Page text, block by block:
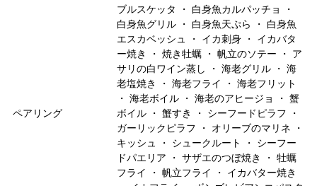
ペアリング
ブルスケッタ ・ 白身魚カルパッチョ ・
白身魚グリル ・ 白身魚天ぷら ・ 白身魚
エスカベッシュ ・ イカ刺身 ・ イカバタ
ー焼き ・ 焼き牡蠣 ・ 帆立のソテー ・ ア
サリの白ワイン蒸し ・ 海老グリル ・ 海
老塩焼き ・ 海老フライ ・ 海老フリット
・ 海老ボイル ・ 海老のアヒージョ ・ 蟹
ボイル ・ 蟹すき ・ シーフードピラフ ・
ガーリックピラフ ・ オリーブのマリネ ・
キッシュ ・ シュークルート ・ シーフー
ドパエリア ・ サザエのつぼ焼き ・ 牡蠣
フライ ・ 帆立フライ ・ イカバター焼き